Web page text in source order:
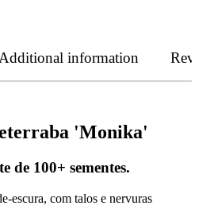
Additional information
'Monika'
de 100+ sementes.
escura, com talos e nervuras